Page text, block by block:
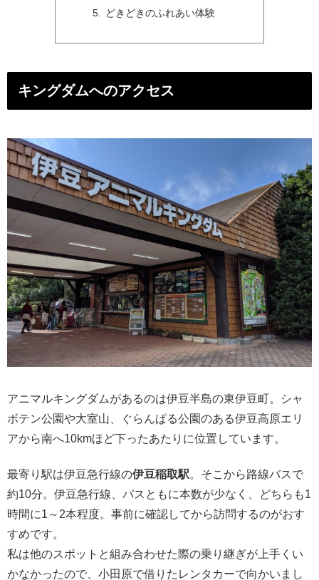
どきどきのふれあい体験
キングダムへのアクセス
アニマルキングダムがあるのは伊豆半島の東伊豆町。シャ
ボテン公園や大室山、ぐらんぱる公園のある伊豆高原エリ
アから南へ10kmほど下ったあたりに位置しています。
最寄り駅は伊豆急行線の伊豆稲取駅。そこから路線バスで
約10分。伊豆急行線、バスともに本数が少なく、どちらも1
時間に1～2本程度。事前に確認してから訪問するのがおす
すめです。
私は他のスポットと組み合わせた際の乗り継ぎが上手くい
かなかったので、小田原で借りたレンタカーで向かいまし